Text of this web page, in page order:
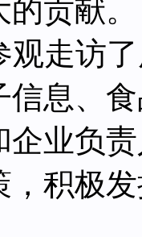
贡献。
走访了
信息、
企业负
，积极